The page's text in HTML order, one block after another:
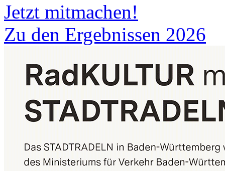
Jetzt mitmachen!
Zu den Ergebnissen 2026